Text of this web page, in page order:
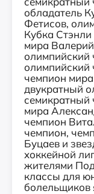
обладатель
Фетисов,
Кубка
мира
олимпийский
олимпийский
чемпион
двукратный
семикратный
мира
чемпион
чемпион,
Буцаев и
хоккейной
жителями
классы для
болельщиков